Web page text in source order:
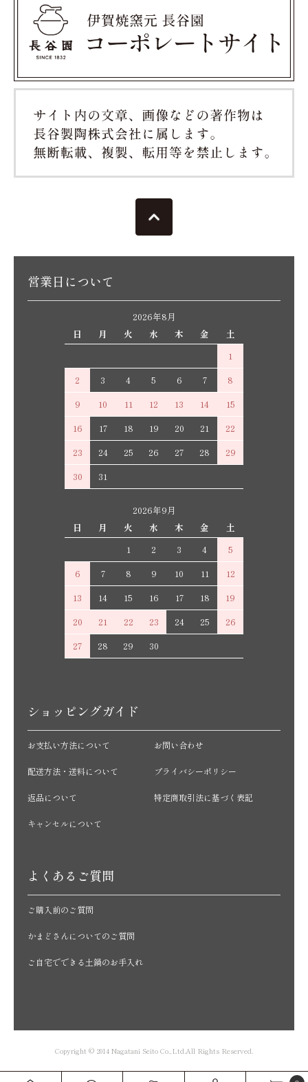
営業日について
2026年8月
日
月 火 水 木 金
土
1
2
3 4 5 6 7
8
9
10 11 12 13 14
15
16
17 18 19 20 21
22
23
24 25 26 27 28
29
30
31
2026年9月
日
月 火 水 木 金
土
1
2 3 4
5
6
7 8 9 10 11
12
13
14 15 16 17 18
19
20
21 22 23 24 25
26
27
28 29 30
ショッピングガイド
お支払い方法について
配送方法・送料について
返品について
キャンセルについて
お問い合わせ
プライバシーポリシー
特定商取引法に基づく表記
よくあるご質問
ご購入前のご質問
かまどさんについてのご質問
ご自宅でできる土鍋のお手入れ
Copyright © 2014 Nagatani Seito Co.,Ltd.All Rights Reserved.